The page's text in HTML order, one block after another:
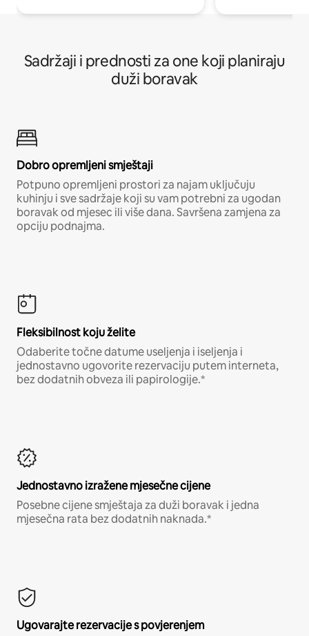
Sadržaji i prednosti za one koji planiraju
duži boravak
Dobro opremljeni smještaji
Potpuno opremljeni prostori za najam uključuju
kuhinju i sve sadržaje koji su vam potrebni za ugodan
boravak od mjesec ili više dana. Savršena zamjena za
opciju podnajma.
Fleksibilnost koju želite
Odaberite točne datume useljenja i iseljenja i
jednostavno ugovorite rezervaciju putem interneta,
bez dodatnih obveza ili papirologije.*
Jednostavno izražene mjesečne cijene
Posebne cijene smještaja za duži boravak i jedna
mjesečna rata bez dodatnih naknada.*
Ugovarajte rezervacije s povjerenjem